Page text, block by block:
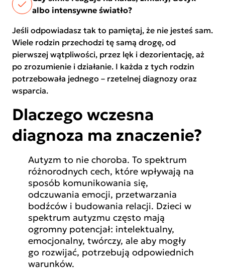
albo intensywne światło?
Jeśli odpowiadasz tak to pamiętaj, że nie jesteś sam.
Wiele rodzin przechodzi tę samą drogę, od
pierwszej wątpliwości, przez lęk i dezorientację, aż
po zrozumienie i działanie. I każda z tych rodzin
potrzebowała jednego – rzetelnej diagnozy oraz
wsparcia.
Dlaczego wczesna
diagnoza ma znaczenie?
Autyzm to nie choroba. To spektrum
różnorodnych cech, które wpływają na
sposób komunikowania się,
odczuwania emocji, przetwarzania
bodźców i budowania relacji. Dzieci w
spektrum autyzmu często mają
ogromny potencjał: intelektualny,
emocjonalny, twórczy, ale aby mogły
go rozwijać, potrzebują odpowiednich
warunków.